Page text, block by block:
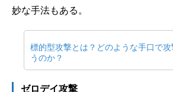
妙な手法もある。
標的型攻撃とは？どのような手口で
うのか？
ゼロデイ攻撃